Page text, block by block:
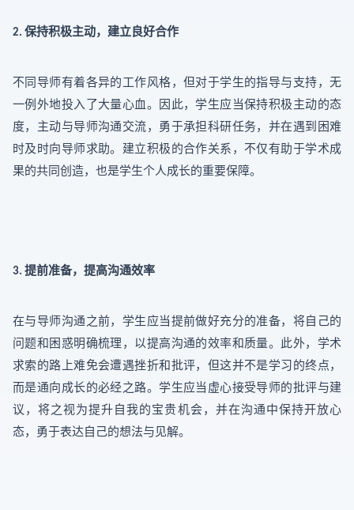
2. 保持积极主动，建立良好合作
不同导师有着各异的工作风格，但对于学生的指导与支持，无
一例外地投入了大量心血。因此，学生应当保持积极主动的态
度，主动与导师沟通交流，勇于承担科研任务，并在遇到困难
时及时向导师求助。建立积极的合作关系，不仅有助于学术成
果的共同创造，也是学生个人成长的重要保障。
3. 提前准备，提高沟通效率
在与导师沟通之前，学生应当提前做好充分的准备，将自己的
问题和困惑明确梳理，以提高沟通的效率和质量。此外，学术
求索的路上难免会遭遇挫折和批评，但这并不是学习的终点，
而是通向成长的必经之路。学生应当虚心接受导师的批评与建
议，将之视为提升自我的宝贵机会，并在沟通中保持开放心
态，勇于表达自己的想法与见解。